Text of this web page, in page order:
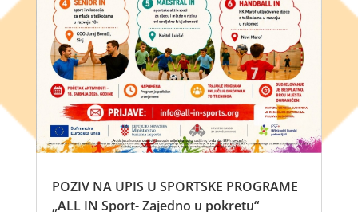
POZIV NA UPIS U SPORTSKE PROGRAME
„ALL IN Sport- Zajedno u pokretu“